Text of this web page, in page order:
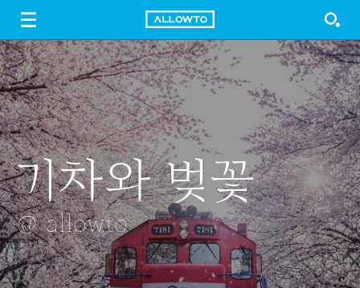
FREE DOWNLOAD GUIDE LOGIN SIGN UP
기차와 벚꽃
@ allowto
대구 야경
@ allowto
주렁주렁
@ allowto
새벽 안개에
휩싸인 도시
@ allowto
숲길
@ allowto